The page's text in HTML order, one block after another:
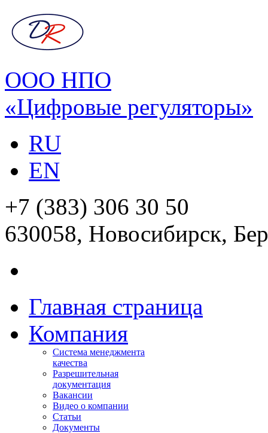
ООО НПО
«Цифровые регуляторы»
RU
EN
+7 (383) 306 30 50
630058, Новосибирск,
Главная страница
Компания
Система менеджмента
качества
Разрешительная
документация
Вакансии
Видео о компании
Статьи
Документы